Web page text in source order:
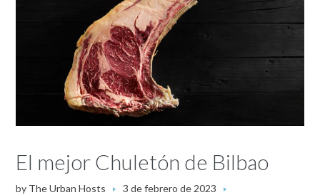
El mejor Chuletón de Bilbao
by The Urban Hosts
3 de febrero de 2023